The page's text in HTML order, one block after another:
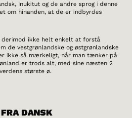
inukitut og de andre sprog i denne
om hinanden, at de er indbyrdes
ikke helt enkelt at forstå
de vestgrønlandske og østgrønlandske
ikke så mærkeligt, når man tænker på
er trods alt, med sine næsten 2
største ø.
DANSK